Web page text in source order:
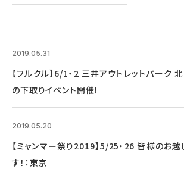
2019.05.31
【フルクル】6/1・2 三井アウトレットパーク
の下取りイベント開催！
2019.05.20
【ミャンマー祭り2019】5/25・26 皆様のお
す！：東京